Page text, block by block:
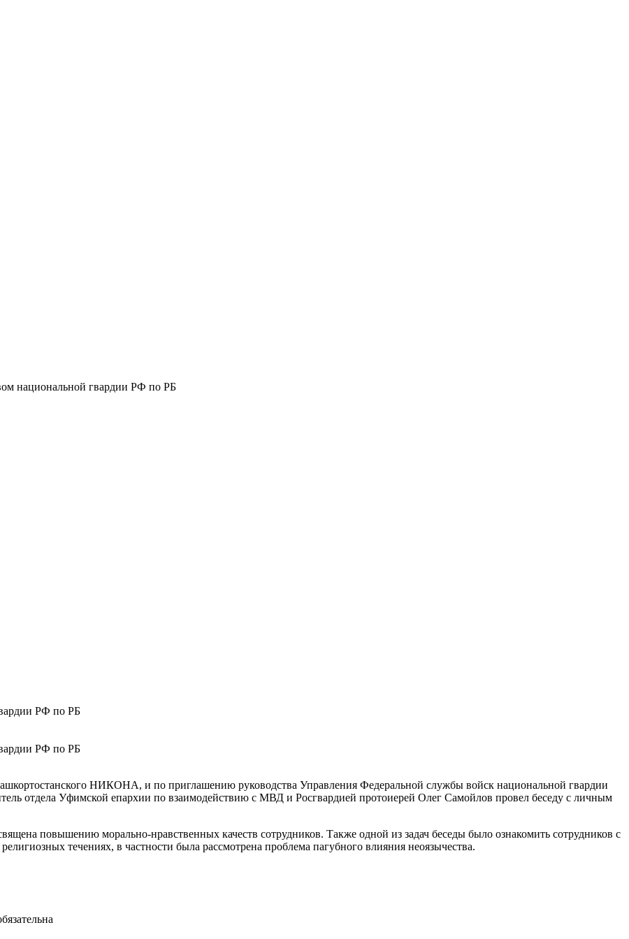
национальной гвардии РФ по РБ
РФ по РБ
РФ по РБ
НИКОНА, и по приглашению руководства Управления Федеральной службы войск национальной гвардии
отдела Уфимской епархии по взаимодействию с МВД и Росгвардией протоиерей Олег Самойлов провел беседу с личным
повышению морально-нравственных качеств сотрудников. Также одной из задач беседы было ознакомить сотрудников с
течениях, в частности была рассмотрена проблема пагубного влияния неоязычества.